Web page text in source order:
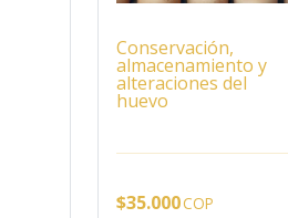
Conservación,
almacenamiento y
alteraciones del
huevo
$35.000